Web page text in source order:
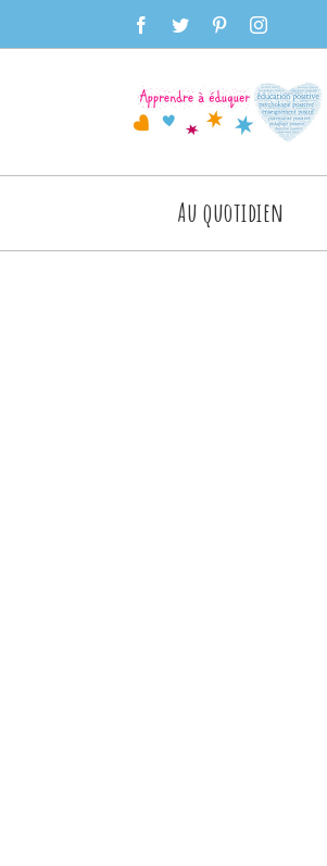
to
facebooktwitter pinterestinstagram
Rechercher
Au quotidien